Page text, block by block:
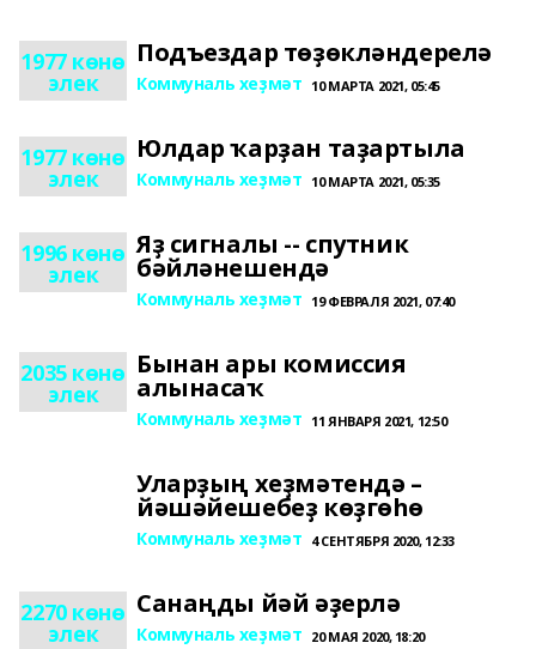
1977 көнө
элек
Подъездар төҙөкләндерелә
Коммуналь хеҙмәт 10 МАРТА 2021, 05:45
1977 көнө
элек
Юлдар ҡарҙан таҙартыла
Коммуналь хеҙмәт 10 МАРТА 2021, 05:35
1996 көнө
элек
Яҙ сигналы -- спутник
бәйләнешендә
Коммуналь хеҙмәт 19 ФЕВРАЛЯ 2021, 07:40
2035 көнө
элек
Бынан ары комиссия
алынасаҡ
Коммуналь хеҙмәт 11 ЯНВАРЯ 2021, 12:50
Уларҙың хеҙмәтендә –
йәшәйешебеҙ көҙгөһө
Коммуналь хеҙмәт 4 СЕНТЯБРЯ 2020, 12:33
2270 көнө
элек
Санаңды йәй әҙерлә
Коммуналь хеҙмәт 20 МАЯ 2020, 18:20